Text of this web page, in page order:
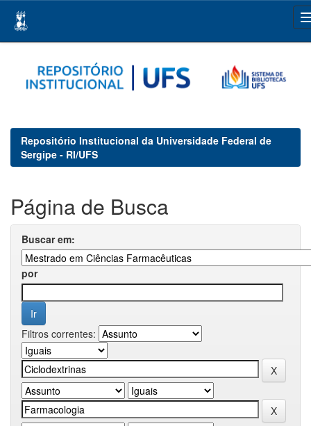
navigation
Repositório Institucional da Universidade Federal de
Sergipe - RI/UFS
Página de Busca
Buscar em:
por
Filtros correntes: